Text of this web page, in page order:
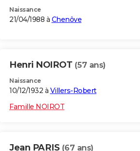
Naissance
21/04/1988 à Chenôve
Henri NOIROT (57 ans)
Naissance
10/12/1932 à Villers-Robert
Famille NOIROT
Jean PARIS (67 ans)